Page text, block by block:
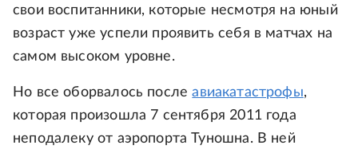
свои воспитанники, которые несмотря на юный
возраст уже успели проявить себя в матчах на
самом высоком уровне.
Но все оборвалось послеавиакатастрофы,
которая произошла 7 сентября 2011 года
неподалеку от аэропорта Туношна. В ней